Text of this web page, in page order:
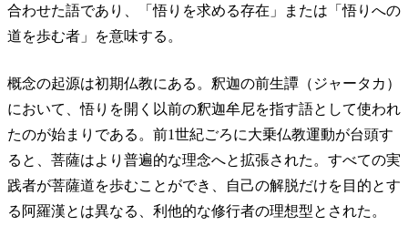
合わせた語であり、「悟りを求める存在」または「悟りへの
道を歩む者」を意味する。
概念の起源は初期仏教にある。釈迦の前生譚（ジャータカ）
において、悟りを開く以前の釈迦牟尼を指す語として使われ
たのが始まりである。前1世紀ごろに大乗仏教運動が台頭す
ると、菩薩はより普遍的な理念へと拡張された。すべての実
践者が菩薩道を歩むことができ、自己の解脱だけを目的とす
る阿羅漢とは異なる、利他的な修行者の理想型とされた。